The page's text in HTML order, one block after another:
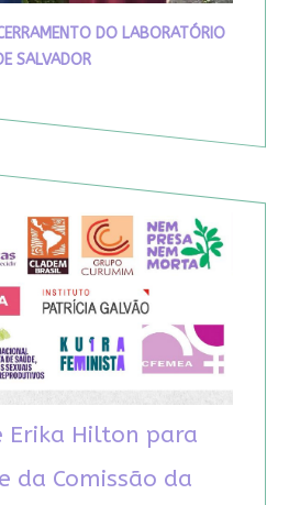
DO LABORATÓRIO
SALVADOR
Erika Hilton para
da Comissão da